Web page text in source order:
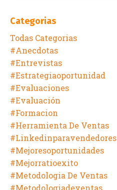
Categorias
Todas Categorias
#anecdotas
#entrevistas
#estrategiaoportunidad
#evaluaciones
#evaluación
#formacion
#herramienta De Ventas
#linkedinparavendedores
#mejoresoportunidades
#mejorratioexito
#metodologia De Ventas